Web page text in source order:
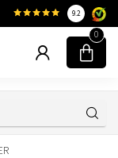
Familiebedrijf sinds
9.2
0